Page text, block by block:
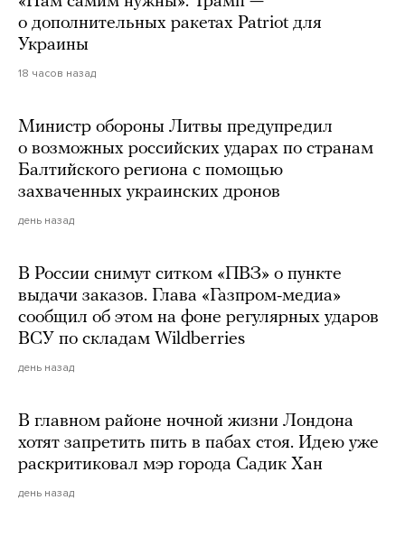
о дополнительных ракетах Patriot для
Украины
18 часов назад
Министр обороны Литвы предупредил
о возможных российских ударах по странам
Балтийского региона с помощью
захваченных украинских дронов
день назад
В России снимут ситком «ПВЗ» о пункте
выдачи заказов. Глава «Газпром-медиа»
сообщил об этом на фоне регулярных ударов
ВСУ по складам Wildberries
день назад
В главном районе ночной жизни Лондона
хотят запретить пить в пабах стоя. Идею уже
раскритиковал мэр города Садик Хан
день назад